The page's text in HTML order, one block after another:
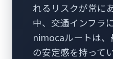
れるリスクが常に
中、交通インフラ
nimocaルートは、
の安定感を持って